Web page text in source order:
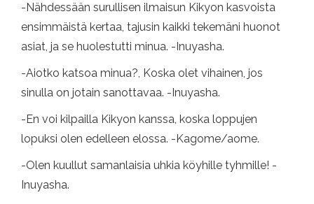
-Nähdessään surullisen ilmaisun Kikyon kasvoista
ensimmäistä kertaa, tajusin kaikki tekemäni huonot
asiat, ja se huolestutti minua. -Inuyasha.
-Aiotko katsoa minua?, Koska olet vihainen, jos
sinulla on jotain sanottavaa. -Inuyasha.
-En voi kilpailla Kikyon kanssa, koska loppujen
lopuksi olen edelleen elossa. -Kagome/aome.
-Olen kuullut samanlaisia ​​uhkia köyhille tyhmille! -
Inuyasha.